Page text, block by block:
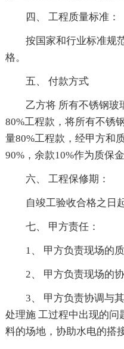
四、 工程质量标准：
按国家和行业标准规
格。
五、 付款方式
乙方将 所有不锈钢玻
80%工程款，将所有不锈
量80%工程款，经甲方和
90%，余款10%作为质保
六、 工程保修期：
自竣工验收合格之日
七、 甲方责任：
1、 甲方负责现场的
2、 甲方负责现场的协
3、 甲方负责协调与
处理施 工过程中出现的问
料的场地，协助水电的搭